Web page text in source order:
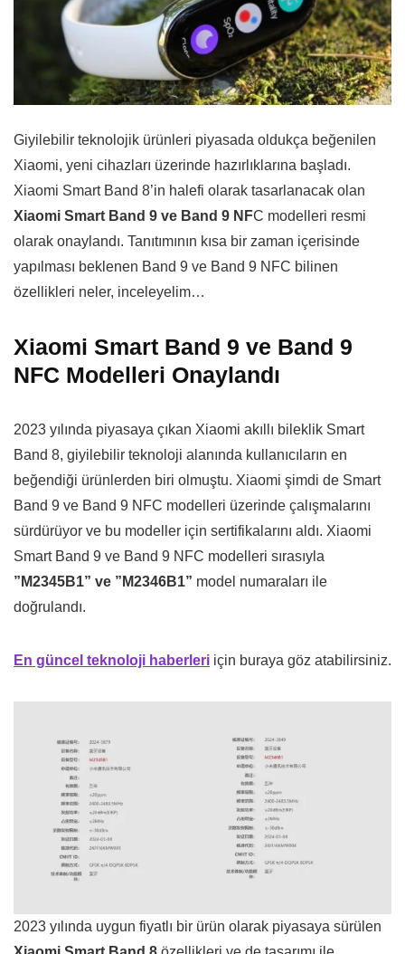
Giyilebilir teknolojik ürünleri piyasada oldukça beğenilen
Xiaomi, yeni cihazları üzerinde hazırlıklarına başladı.
Xiaomi Smart Band 8’in halefi olarak tasarlanacak olan
Xiaomi Smart Band 9 ve Band 9 NFC modelleri resmi
olarak onaylandı. Tanıtımının kısa bir zaman içerisinde
yapılması beklenen Band 9 ve Band 9 NFC bilinen
özellikleri neler, inceleyelim…
Xiaomi Smart Band 9 ve Band 9
NFC Modelleri Onaylandı
2023 yılında piyasaya çıkan Xiaomi akıllı bileklik Smart
Band 8, giyilebilir teknoloji alanında kullanıcıların en
beğendiği ürünlerden biri olmuştu. Xiaomi şimdi de Smart
Band 9 ve Band 9 NFC modelleri üzerinde çalışmalarını
sürdürüyor ve bu modeller için sertifikalarını aldı. Xiaomi
Smart Band 9 ve Band 9 NFC modelleri sırasıyla
”M2345B1” ve ”M2346B1” model numaraları ile
doğrulandı.
En güncel teknoloji haberleri için buraya göz atabilirsiniz.
2023 yılında uygun fiyatlı bir ürün olarak piyasaya sürülen